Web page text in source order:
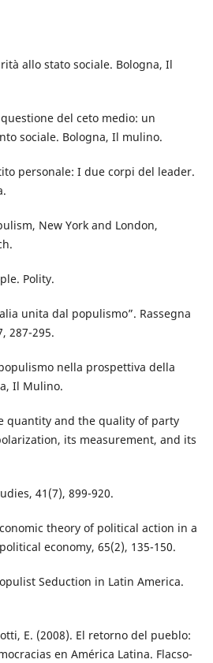
allo stato sociale. Bologna, Il
del ceto medio: un
sociale. Bologna, Il mulino.
personale: I due corpi del leader.
New York and London,
Polity.
unita dal populismo”. Rassegna
287-295.
nella prospettiva della
Il Mulino.
quantity and the quality of party
its measurement, and its
41(7), 899-920.
theory of political action in a
economy, 65(2), 135-150.
Seduction in Latin America.
E. (2008). El retorno del pueblo:
en América Latina. Flacso-